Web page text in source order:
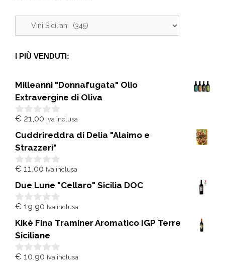
I PIÙ VENDUTI:
Milleanni "Donnafugata" Olio
Extravergine di Oliva
0
u
5
€ 21,00 Iva inclusa
Cuddrireddra di Delia "Alaimo e
Strazzeri"
0
u
5
€ 11,00 Iva inclusa
Due Lune "Cellaro" Sicilia DOC
0
u
5
€ 19,90 Iva inclusa
Kikè Fina Traminer Aromatico IGP Terre
Siciliane
0
€ 10,90 Iva inclusa